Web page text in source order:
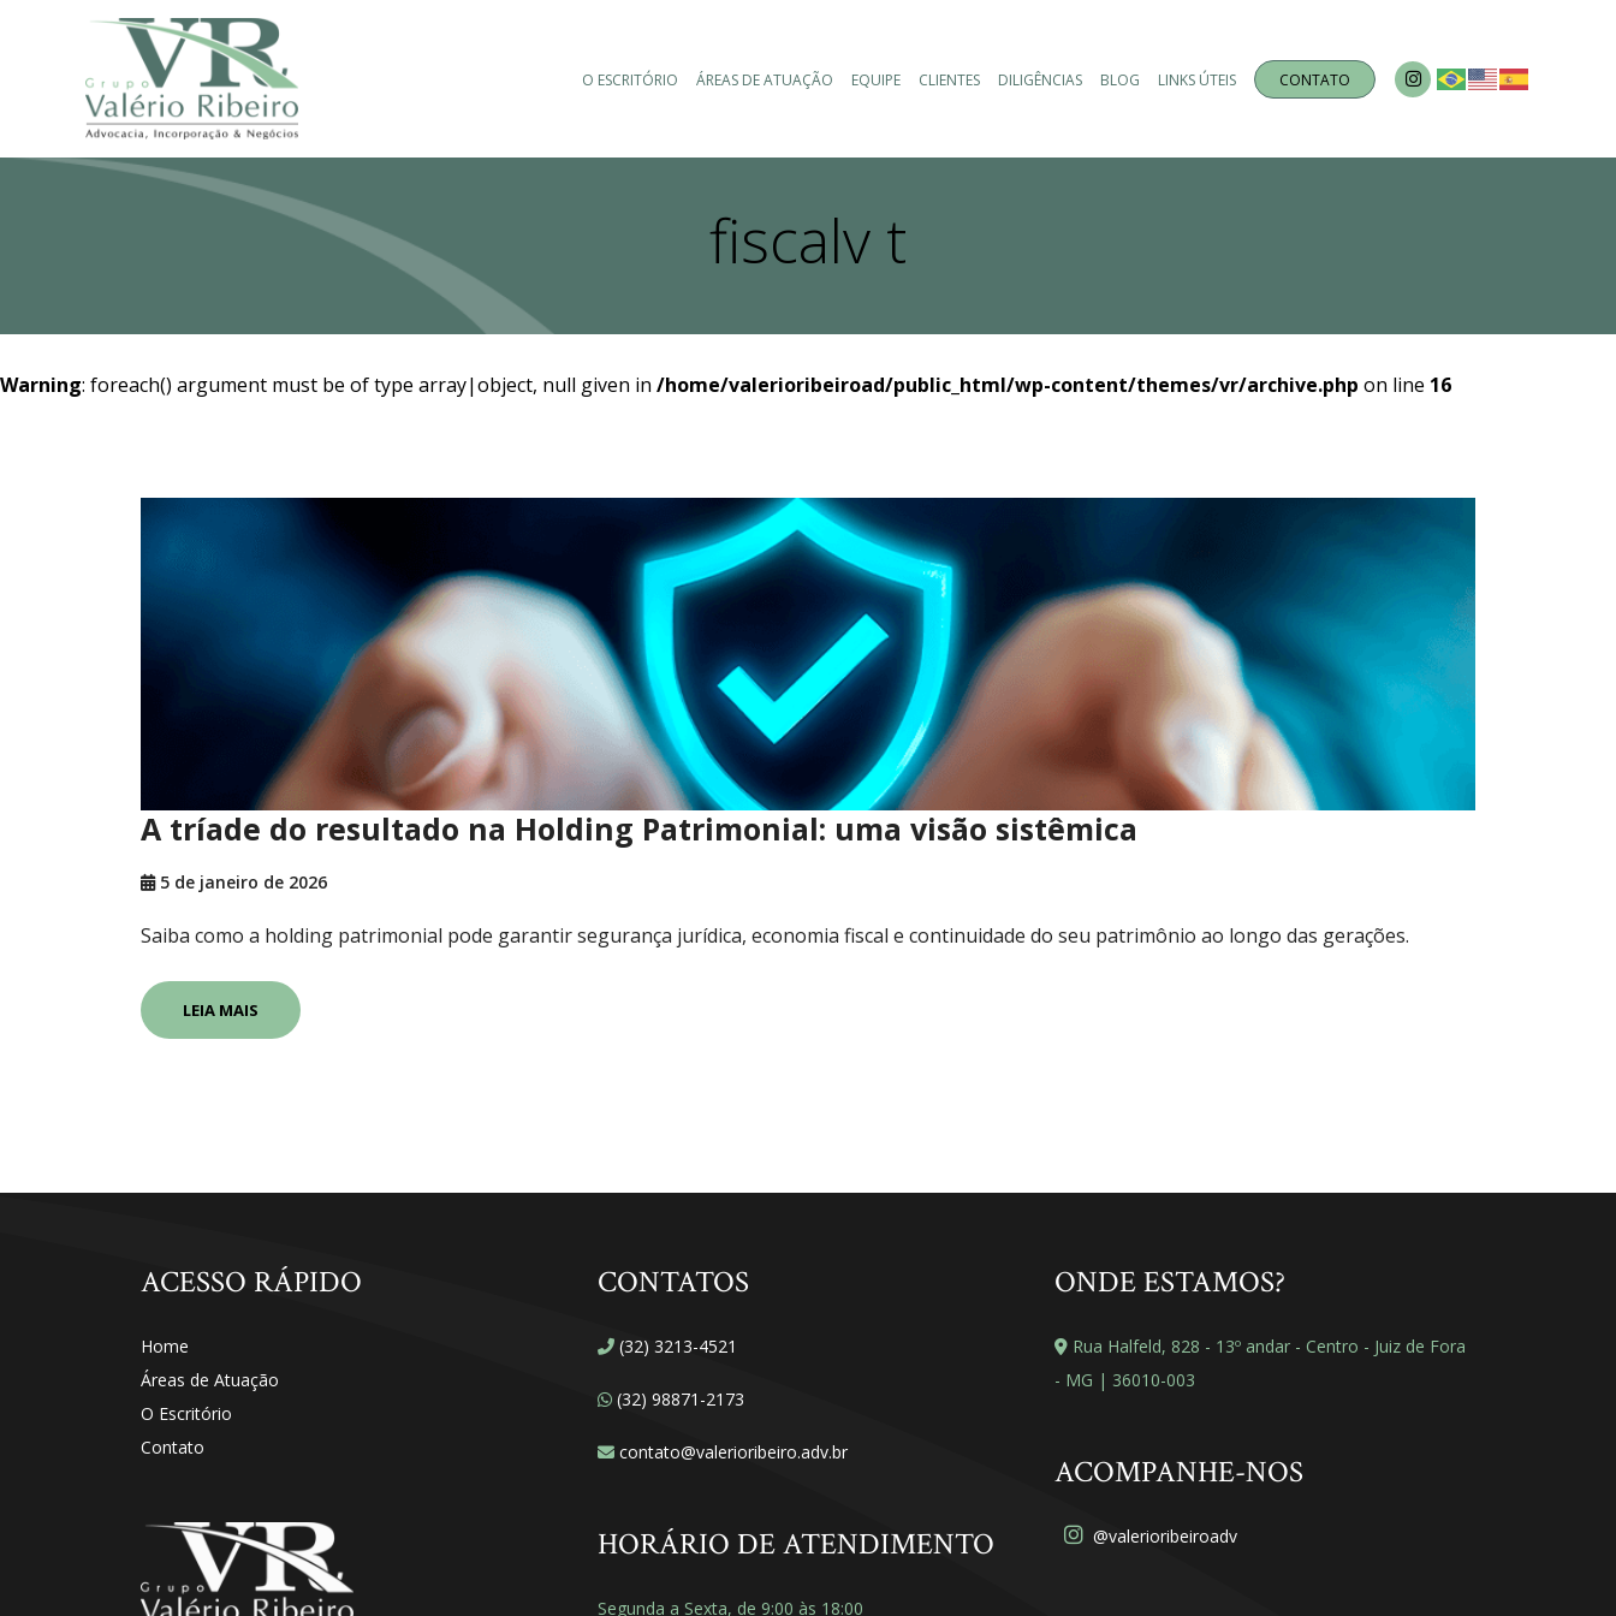
O ESCRITÓRIO ÁREAS DE ATUAÇÃO EQUIPE CLIENTES DILIGÊNCIAS BLOG LINKS ÚTEIS CONTATO
fiscalv t
Warning: foreach() argument must be of type array|object, null given in /home/valerioribeiroad/public_html/wp-content/themes/vr/archive.php on line 16
A tríade do resultado na Holding Patrimonial: uma visão sistêmica
5 de janeiro de 2026
Saiba como a holding patrimonial pode garantir segurança jurídica, economia fiscal e continuidade do seu patrimônio ao longo das gerações.
LEIA MAIS
ACESSO RÁPIDO
Home
Áreas de Atuação
O Escritório
Contato
CONTATOS
(32) 3213-4521
(32) 98871-2173
contato@valerioribeiro.adv.br
HORÁRIO DE ATENDIMENTO
Segunda a Sexta, de 9:00 às 18:00
ONDE ESTAMOS?
Rua Halfeld, 828 - 13º andar - Centro - Juiz de Fora
- MG | 36010-003
ACOMPANHE-NOS
@valerioribeiroadv